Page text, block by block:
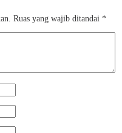
Ruas yang wajib ditandai *